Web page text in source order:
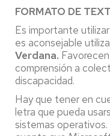
FORMATO DE
Es importante
es aconsejable
Verdana.
comprensión a
discapacidad.
Hay que tener en
letra que pueda
sistemas